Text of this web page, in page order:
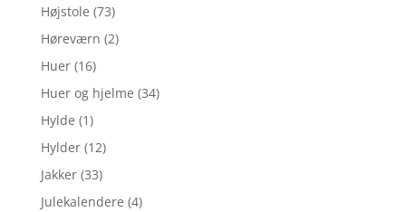
Højstole (73)
Høreværn (2)
Huer (16)
Huer og hjelme (34)
Hylde (1)
Hylder (12)
Jakker (33)
Julekalendere (4)